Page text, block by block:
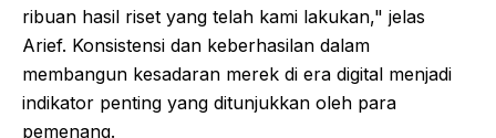
ribuan hasil riset yang telah kami lakukan," jelas
Arief. Konsistensi dan keberhasilan dalam
membangun kesadaran merek di era digital menjadi
indikator penting yang ditunjukkan oleh para
pemenang.